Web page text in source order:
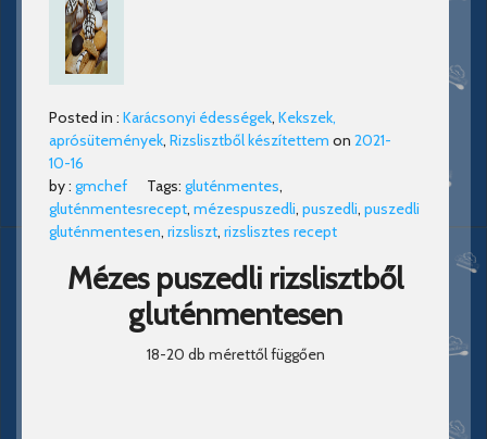
Posted in : Karácsonyi édességek, Kekszek,
aprósütemények, Rizslisztből készítettem on 2021-
10-16
by : gmchef Tags: gluténmentes,
gluténmentesrecept, mézespuszedli, puszedli, puszedli
gluténmentesen, rizsliszt, rizslisztes recept
Mézes puszedli rizslisztből
gluténmentesen
18-20 db mérettől függően